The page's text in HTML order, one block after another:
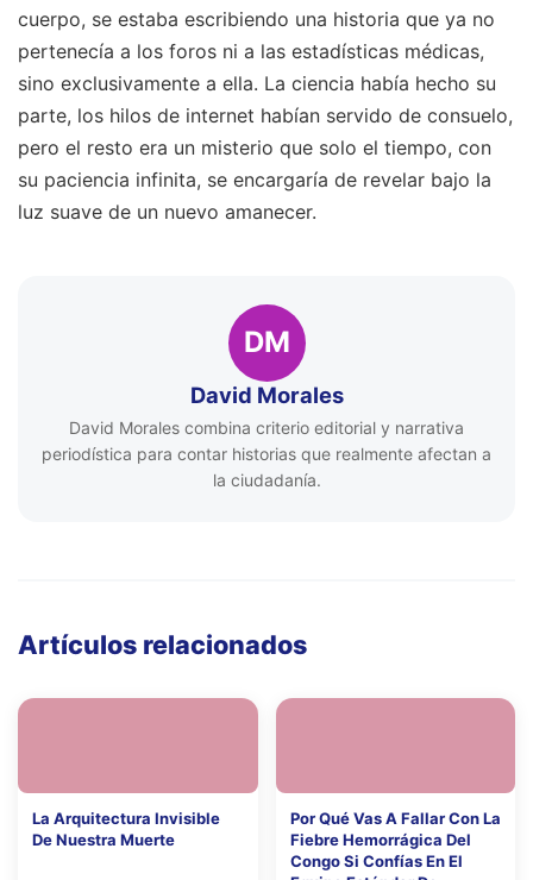
cuerpo, se estaba escribiendo una historia que ya no
pertenecía a los foros ni a las estadísticas médicas,
sino exclusivamente a ella. La ciencia había hecho su
parte, los hilos de internet habían servido de consuelo,
pero el resto era un misterio que solo el tiempo, con
su paciencia infinita, se encargaría de revelar bajo la
luz suave de un nuevo amanecer.
DM
David Morales
David Morales combina criterio editorial y narrativa
periodística para contar historias que realmente afectan a
la ciudadanía.
Artículos relacionados
La Arquitectura Invisible
De Nuestra Muerte
Por Qué Vas A Fallar Con La
Fiebre Hemorrágica Del
Congo Si Confías En El